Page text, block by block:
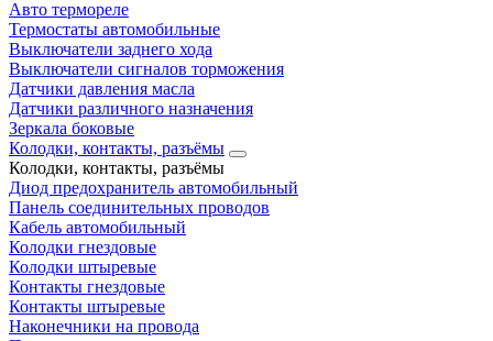
Авто термореле
Термостаты автомобильные
Выключатели заднего хода
Выключатели сигналов торможения
Датчики давления масла
Датчики различного назначения
Зеркала боковые
Колодки, контакты, разъёмы
Колодки, контакты, разъёмы
Диод предохранитель автомобильный
Панель соединительных проводов
Кабель автомобильный
Колодки гнездовые
Колодки штыревые
Контакты гнездовые
Контакты штыревые
Наконечники на провода